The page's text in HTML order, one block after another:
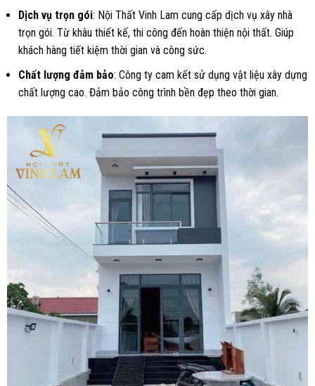
Dịch vụ trọn gói: Nội Thất Vinh Lam cung cấp dịch vụ xây nhà
trọn gói. Từ khâu thiết kế, thi công đến hoàn thiện nội thất. Giúp
khách hàng tiết kiệm thời gian và công sức.
Chất lượng đảm bảo: Công ty cam kết sử dụng vật liệu xây dựng
chất lượng cao. Đảm bảo công trình bền đẹp theo thời gian.